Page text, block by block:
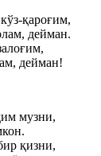
қароғим,
дейман.
дейман!
музни,
қизни,